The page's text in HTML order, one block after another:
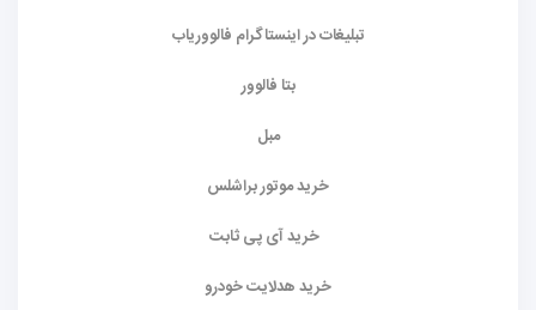
تبلیغات در اینستاگرام فالووریاب
بتا فالوور
مبل
خرید موتور براشلس
خرید آی پی ثابت
خرید هدلایت خودرو